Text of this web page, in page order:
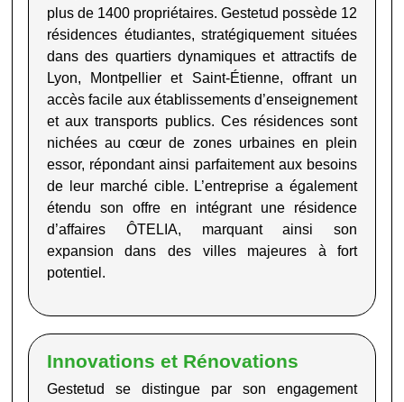
plus de 1400 propriétaires. Gestetud possède 12
résidences étudiantes, stratégiquement situées
dans des quartiers dynamiques et attractifs de
Lyon, Montpellier et Saint-Étienne, offrant un
accès facile aux établissements d’enseignement
et aux transports publics. Ces résidences sont
nichées au cœur de zones urbaines en plein
essor, répondant ainsi parfaitement aux besoins
de leur marché cible. L’entreprise a également
étendu son offre en intégrant une résidence
d’affaires ÔTELIA, marquant ainsi son
expansion dans des villes majeures à fort
potentiel .
Innovations et Rénovations
Gestetud se distingue par son engagement